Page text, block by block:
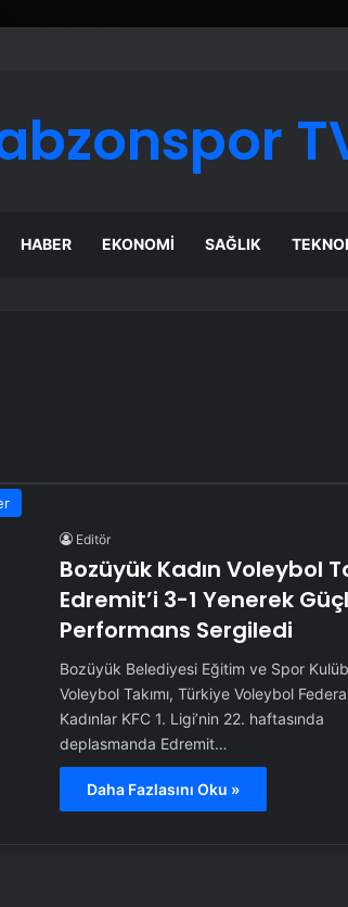
HABER EKONOMI SAĞLIK
Editör
Bozüyük Kadın Voleybol
Edremit’i 3-1 Yenerek
Performans Sergiledi
Bozüyük Belediyesi Eğitim ve Spor
Voleybol Takımı, Türkiye Voleybol
Kadınlar KFC 1. Ligi’nin 22. haftasında
deplasmanda Edremit…
Daha Fazlasını Oku »